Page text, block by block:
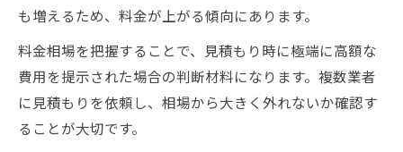
も増えるため、料金が上がる傾向にあります。
料金相場を把握することで、見積もり時に極端に高額な
費用を提示された場合の判断材料になります。複数業者
に見積もりを依頼し、相場から大きく外れないか確認す
ることが大切です。